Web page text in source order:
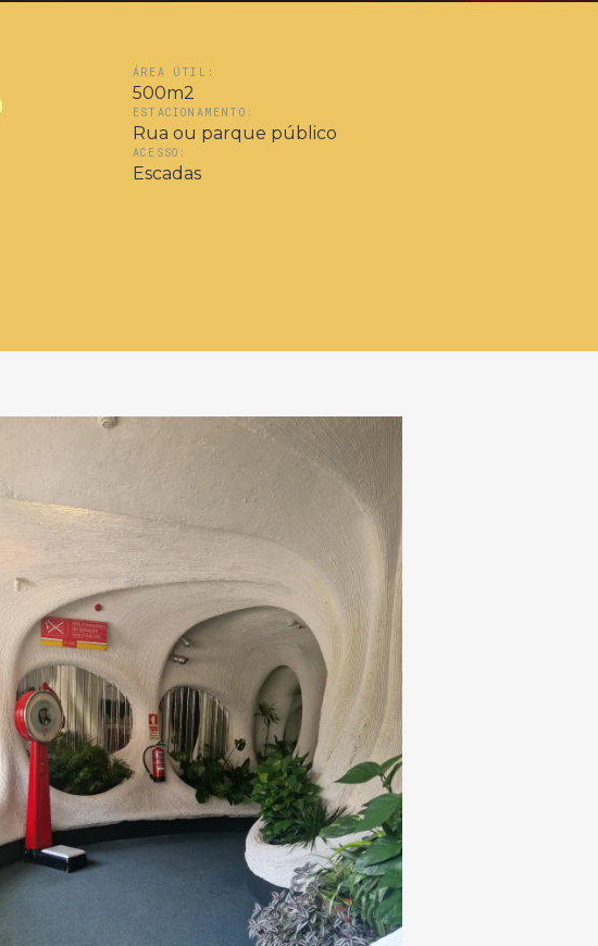
ÁREA ÚTIL:
500m2
ESTACIONAMENTO:
Rua ou parque público
ACESSO:
Escadas